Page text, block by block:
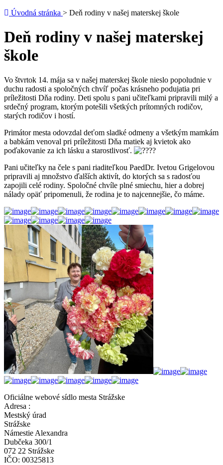
Úvodná stránka > Deň rodiny v našej materskej škole
Deň rodiny v našej materskej
škole
Vo štvrtok 14. mája sa v našej materskej škole nieslo popoludnie v
duchu radosti a spoločných chvíľ počas krásneho podujatia pri
príležitosti Dňa rodiny. Deti spolu s pani učiteľkami pripravili milý a
srdečný program, ktorým potešili všetkých prítomných rodičov,
starých rodičov i hostí.
Primátor mesta odovzdal deťom sladké odmeny a všetkým mamkám
a babkám venoval pri príležitosti Dňa matiek aj kvietok ako
poďakovanie za ich lásku a starostlivosť.
Pani učiteľky na čele s pani riaditeľkou PaedDr. Ivetou Grigelovou
pripravili aj množstvo ďalších aktivít, do ktorých sa s radosťou
zapojili celé rodiny. Spoločné chvíle plné smiechu, hier a dobrej
nálady opäť pripomenuli, že rodina je to najcennejšie, čo máme.
Oficiálne webové sídlo mesta Strážske
Adresa :
Mestský úrad
Strážske
Námestie Alexandra
Dubčeka 300/1
072 22 Strážske
IČO: 00325813